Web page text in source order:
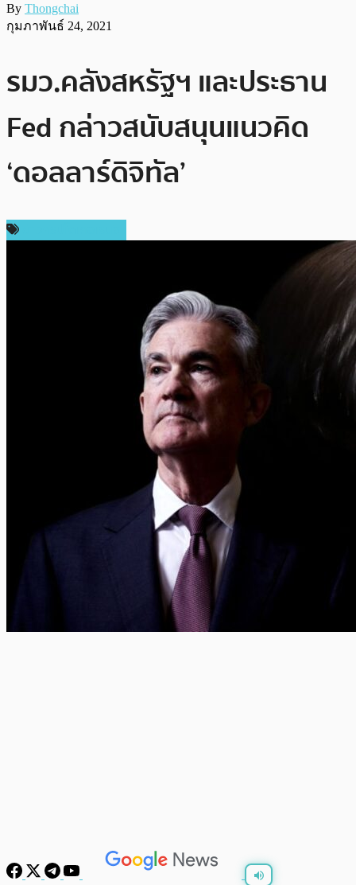
By Thongchai
กุมภาพันธ์ 24, 2021
รมว.คลังสหรัฐฯ และประธาน
Fed กล่าวสนับสนุนแนวคิด
‘ดอลลาร์ดิจิทัล’